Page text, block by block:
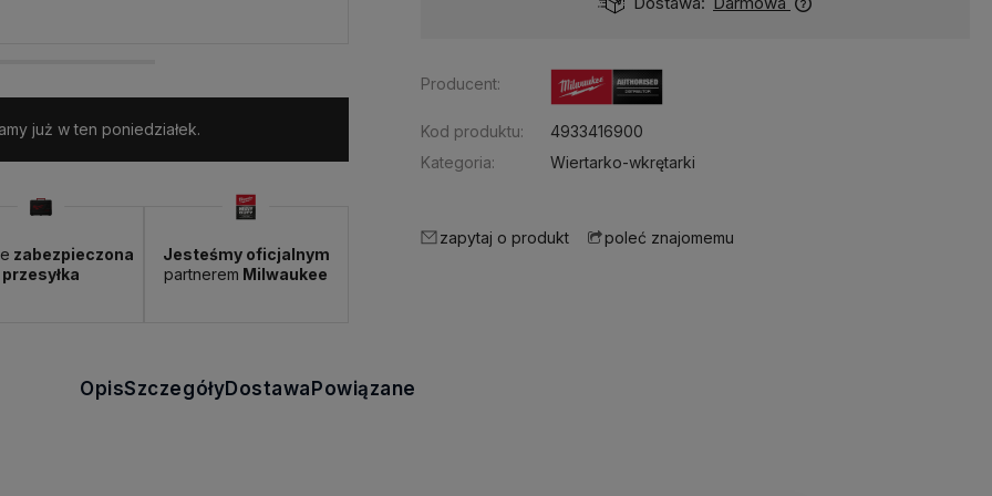
już w ten poniedziałek.
zabezpieczona
przesyłka
Jesteśmy oficjalnym
partnerem Milwaukee
Producent:
Kod produktu:
4933416900
Kategoria:
Wiertarko-wkrętarki
zapytaj o produkt poleć znajomemu
OpisSzczegółyDostawaPowiązane